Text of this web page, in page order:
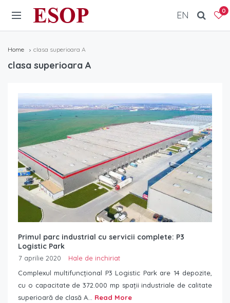
ESOP 0
EN
Home clasa superioara A
clasa superioara A
Primul parc industrial cu servicii complete: P3
Logistic Park
7 aprilie 2020
Hale de inchiriat
Complexul multifuncțional P3 Logistic Park are 14 depozite,
cu o capacitate de 372.000 mp spații industriale de calitate
superioară de clasă A... Read More